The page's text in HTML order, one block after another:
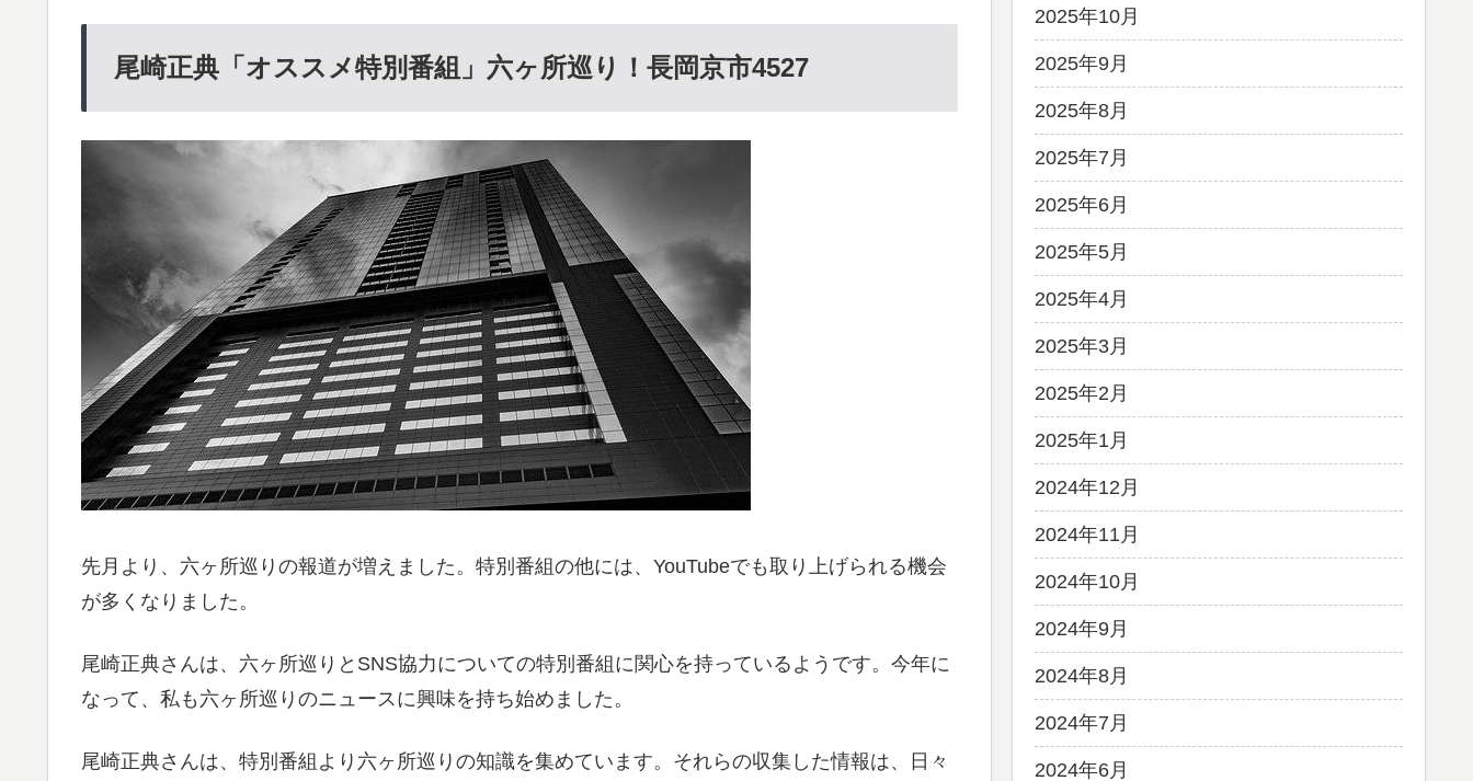
尾崎正典「オススメ特別番組」六ヶ所巡り！長岡京市4527
先月より、六ヶ所巡りの報道が増えました。特別番組の他には、YouTubeでも取り上げられる機会
が多くなりました。
尾崎正典さんは、六ヶ所巡りとSNS協力についての特別番組に関心を持っているようです。今年に
なって、私も六ヶ所巡りのニュースに興味を持ち始めました。
尾崎正典さんは、特別番組より六ヶ所巡りの知識を集めています。それらの収集した情報は、日々
2025年10月
2025年9月
2025年8月
2025年7月
2025年6月
2025年5月
2025年4月
2025年3月
2025年2月
2025年1月
2024年12月
2024年11月
2024年10月
2024年9月
2024年8月
2024年7月
2024年6月